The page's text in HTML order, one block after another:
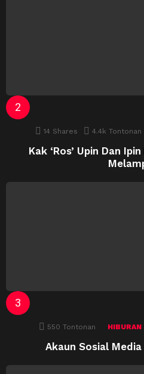
14 Shares 4.4k Tontonan
Kak ‘Ros’ Upin Dan
550 Tontonan HIBURAN
Akaun Sosial